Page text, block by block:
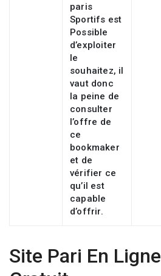
paris
Sportifs est
Possible
d’exploiter
le
souhaitez, il
vaut donc
la peine de
consulter
l’offre de
ce
bookmaker
et de
vérifier ce
qu’il est
capable
d’offrir.
Site Pari En Ligne